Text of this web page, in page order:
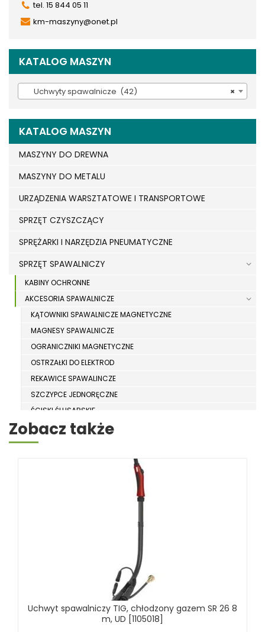
tel. 15 844 05 11
km-maszyny@onet.pl
KATALOG MASZYN
×
Uchwyty spawalnicze (42)
KATALOG MASZYN
MASZYNY DO DREWNA
MASZYNY DO METALU
URZĄDZENIA WARSZTATOWE I TRANSPORTOWE
SPRZĘT CZYSZCZĄCY
SPRĘŻARKI I NARZĘDZIA PNEUMATYCZNE
SPRZĘT SPAWALNICZY
KABINY OCHRONNE
AKCESORIA SPAWALNICZE
KĄTOWNIKI SPAWALNICZE MAGNETYCZNE
MAGNESY SPAWALNICZE
OGRANICZNIKI MAGNETYCZNE
OSTRZAŁKI DO ELEKTROD
REKAWICE SPAWALINCZE
SZCZYPCE JEDNORĘCZNE
ŚCISKI ŚLUSARSKIE
UCHWYTY SPAWALNICZE
ZACISKI KĄTOWE, IMADŁA SPAWALNICZE
SZLIFIERKI DO ELEKTROD
Zobacz także
Uchwyt spawalniczy TIG, chłodzony gazem SR 26 8
m, UD [1105018]